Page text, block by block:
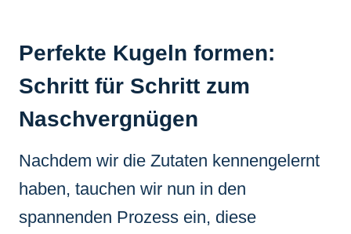
Perfekte Kugeln formen:
Schritt für Schritt zum
Naschvergnügen
Nachdem wir die Zutaten kennengelernt
haben, tauchen wir nun in den
spannenden Prozess ein, diese